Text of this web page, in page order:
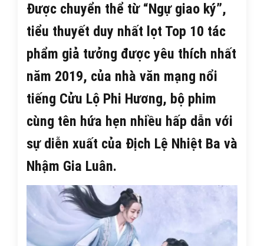
Được chuyển thể từ “Ngự giao ký”,
tiểu thuyết duy nhất lọt Top 10 tác
phẩm giả tưởng được yêu thích nhất
năm 2019, của nhà văn mạng nổi
tiếng Cửu Lộ Phi Hương, bộ phim
cùng tên hứa hẹn nhiều hấp dẫn với
sự diễn xuất của Địch Lệ Nhiệt Ba và
Nhậm Gia Luân.